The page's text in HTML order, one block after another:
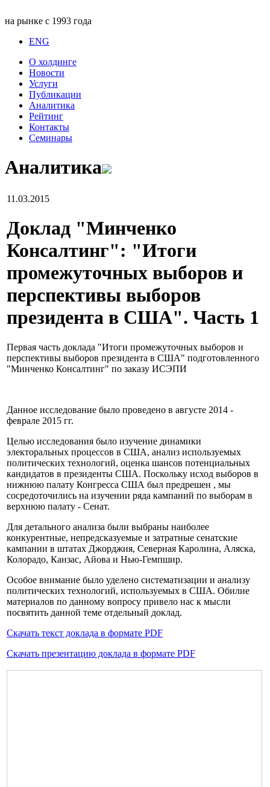
на рынке с 1993 года
ENG
О холдинге
Новости
Услуги
Публикации
Аналитика
Рейтинг
Контакты
Семинары
Аналитика
11.03.2015
Доклад "Минченко
Консалтинг": "Итоги
промежуточных выборов и
перспективы выборов
президента в США". Часть 1
Первая часть доклада "Итоги промежуточных выборов и
перспективы выборов президента в США" подготовленного
"Минченко Консалтинг" по заказу ИСЭПИ
Данное исследование было проведено в августе 2014 -
феврале 2015 гг.
Целью исследования было изучение динамики
электоральных процессов в США, анализ используемых
политических технологий, оценка шансов потенциальных
кандидатов в президенты США. Поскольку исход выборов в
нижнюю палату Конгресса США был предрешен , мы
сосредоточились на изучении ряда кампаний по выборам в
верхнюю палату - Сенат.
Для детального анализа были выбраны наиболее
конкурентные, непредсказуемые и затратные сенатские
кампании в штатах Джорджия, Северная Каролина, Аляска,
Колорадо, Канзас, Айова и Нью-Гемпшир.
Особое внимание было уделено систематизации и анализу
политических технологий, используемых в США. Обилие
материалов по данному вопросу привело нас к мысли
посвятить данной теме отдельный доклад.
Скачать текст доклада в формате PDF
Скачать презентацию доклада в формате PDF